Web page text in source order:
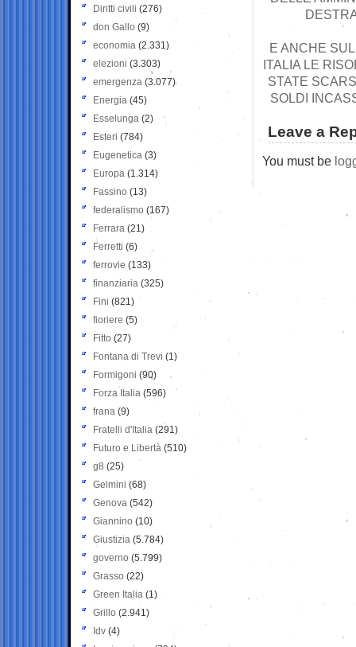
E ANCHE
ITALIA LE
STATE
SOLDI
Leave a
You must be
Diritti civili (276)
don Gallo (9)
economia (2.331)
elezioni (3.303)
emergenza (3.077)
Energia (45)
Esselunga (2)
Esteri (784)
Eugenetica (3)
Europa (1.314)
Fassino (13)
federalismo (167)
Ferrara (21)
Ferretti (6)
ferrovie (133)
finanziaria (325)
Fini (821)
fioriere (5)
Fitto (27)
Fontana di Trevi (1)
Formigoni (90)
Forza Italia (596)
frana (9)
Fratelli d'Italia (291)
Futuro e Libertà (510)
g8 (25)
Gelmini (68)
Genova (542)
Giannino (10)
Giustizia (5.784)
governo (5.799)
Grasso (22)
Green Italia (1)
Grillo (2.941)
Idv (4)